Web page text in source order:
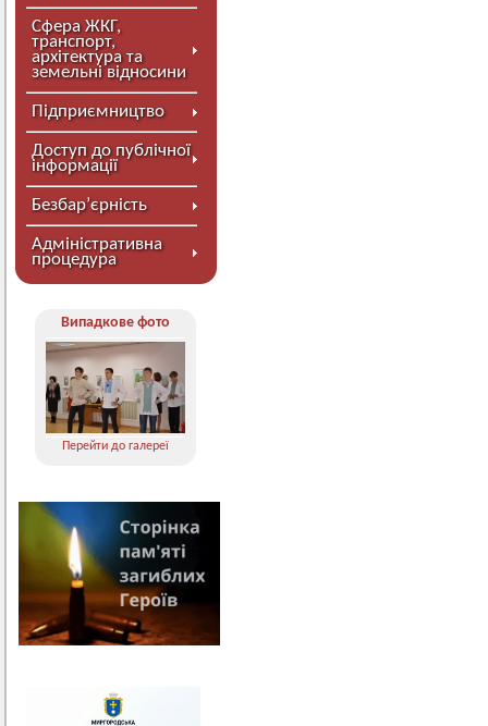
Сфера ЖКГ,
транспорт,
архітектура та
земельні відносини
Підприємництво
Доступ до публічної
інформації
Безбар’єрність
Адміністративна
процедура
Випадкове фото
Перейти до галереї